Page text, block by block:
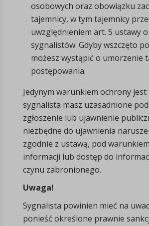
osobowych oraz obowiązku
tajemnicy, w tym tajemnicy
uwzględnieniem art. 5 ustawy
sygnalistów. Gdyby wszczęto
możesz wystąpić o umorzenie
postępowania.
Jedynym warunkiem ochrony
sygnalista masz uzasadnione
zgłoszenie lub ujawnienie
niezbędne do ujawnienia
zgodnie z ustawą, pod
informacji lub dostęp do
czynu zabronionego.
Uwaga!
Sygnalista powinien mieć na
ponieść określone prawnie